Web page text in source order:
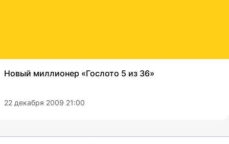
Новый миллионер «Гослото 5 из 36»
22 декабря 2009 21:00